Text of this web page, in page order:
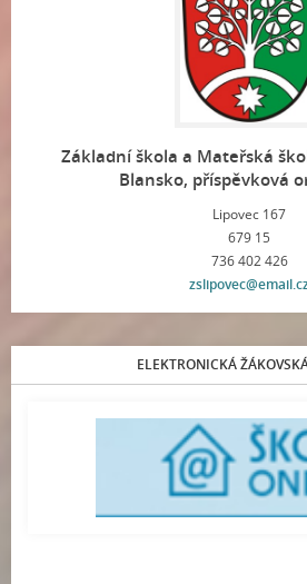
Základní škola a Mateřská
Blansko, příspěvková
Lipovec 167
679 15
736 402 426
ELEKTRONICKÁ